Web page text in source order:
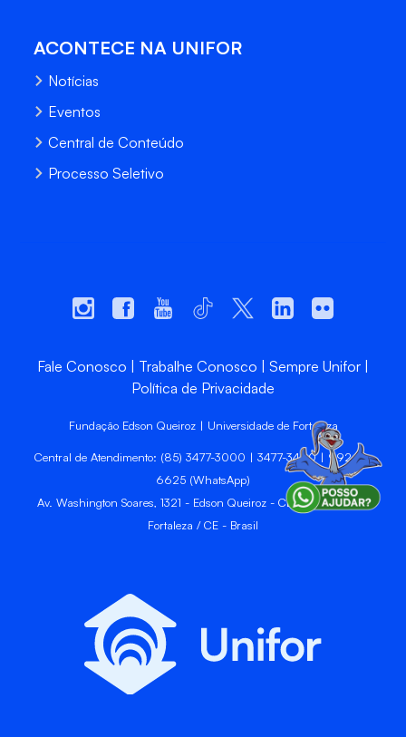
ACONTECE NA UNIFOR
Notícias
Eventos
Central de Conteúdo
Processo Seletivo
Fale Conosco Trabalhe Conosco
Sempre Unifor
Política de Privacidade
Fundação Edson Queiroz | Universidade de Fortaleza
Central de Atendimento: (85) 3477-3000 | 3477-3400 | 99246-
6625 (WhatsApp)
Av. Washington Soares, 1321 - Edson Queiroz - CEP 60811-905 -
Fortaleza / CE - Brasil